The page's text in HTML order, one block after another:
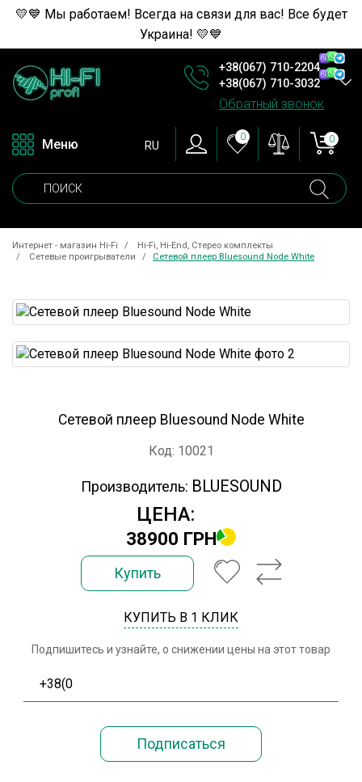
💛💙 Мы работаем! Всегда на связи для вас! Все будет
Украина! 💛💙
+38(067) 710-2204
+38(067) 710-3032
Обратный звонок
Меню RU
0 0
Интернет - магазин Hi-Fi
Hi-Fi, Hi-End, Стерео комплекты
Сетевые проигрыватели
Сетевой плеер Bluesound Node White
Сетевой плеер Bluesound Node White
Код: 10021
Производитель: BLUESOUND
ЦЕНА:
38900 ГРН
Купить
КУПИТЬ В 1 КЛИК
Подпишитесь и узнайте, о снижении цены на этот товар